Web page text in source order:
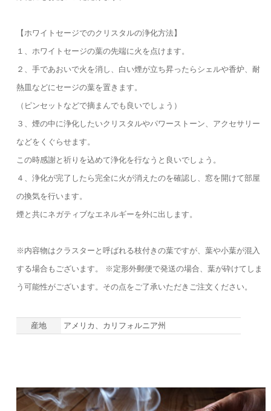
【ホワイトセージでのクリスタルの浄化方法】
１、ホワイトセージの葉の先端に火を点けます。
２、手であおいで火を消し、白い煙が立ち昇ったらシェルや香炉、耐
熱皿などにセージの葉を置きます。
（ピンセットなどで摘まんでも良いでしょう）
３、煙の中に浄化したいクリスタルやパワーストーン、アクセサリー
などをくぐらせます。
この時感謝と祈りを込めて浄化を行なうと良いでしょう。
４、浄化が完了したら完全に火が消えたのを確認し、窓を開けて部屋
の換気を行います。
煙と共にネガティブなエネルギーを外に出します。
※内容物はクラスターと呼ばれる枝付きの葉ですが、葉や小葉が混入
する場合もございます。 ※定形外郵便で発送の場合、葉が砕けてしま
う可能性がございます。その点をご了承いただきご注文ください。
産地 アメリカ、カリフォルニア州